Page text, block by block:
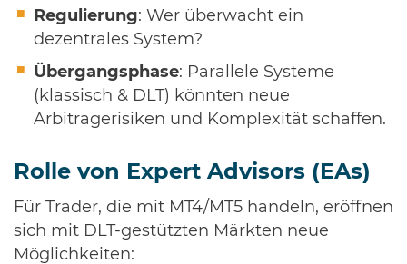
Regulierung: Wer überwacht ein
dezentrales System?
Übergangsphase: Parallele Systeme
(klassisch & DLT) könnten neue
Arbitragerisiken und Komplexität schaffen.
Rolle von Expert Advisors (EAs)
Für Trader, die mit MT4/MT5 handeln, eröffnen
sich mit DLT-gestützten Märkten neue
Möglichkeiten: